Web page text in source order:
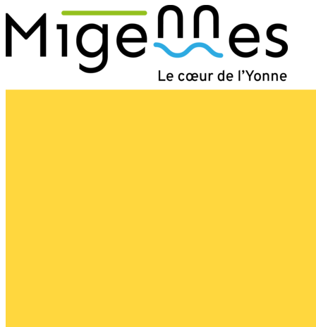
Précédent
Suivant